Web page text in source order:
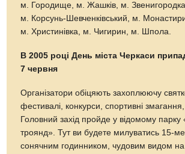
м. Городище, м. Жашків, м.
м. Корсунь-Шевченківський, м.
м. Христинівка, м. Чигирин, м. Шпола.
В 2005 році День міста Черкаси
7 червня
Організатори обіцяють захоплюючу
фестивалі, конкурси, спортивні
Головний захід пройде у відомому
троянд». Тут ви будете милуватись 15-
сонячним годинником, чудовим видом на